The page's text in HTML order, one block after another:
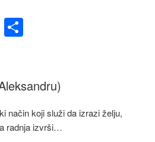
C
y
Li
n
e
način koji služi da izrazi želju,
radnja izvrši…